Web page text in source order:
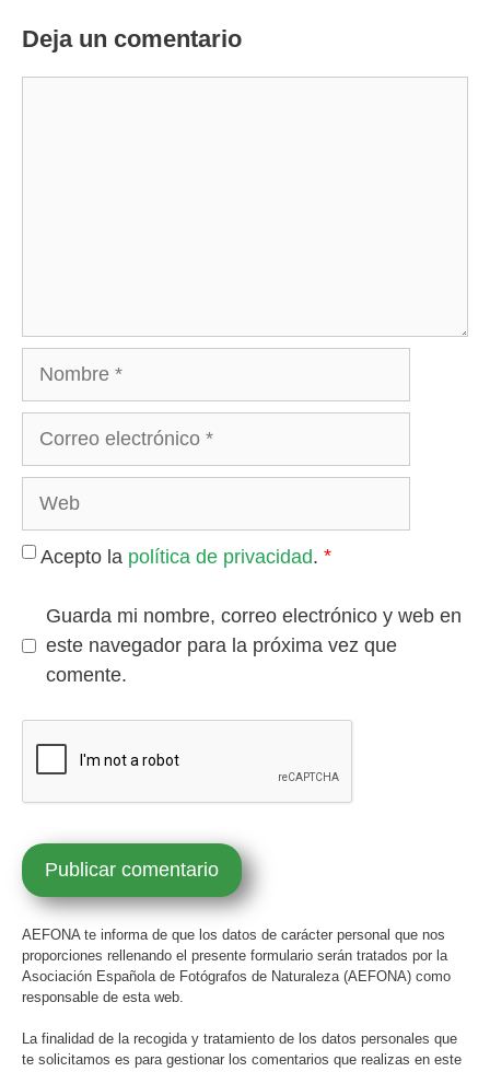
Deja un comentario
Acepto la política de privacidad. *
Guarda mi nombre, correo electrónico y web en
este navegador para la próxima vez que
comente.
AEFONA te informa de que los datos de carácter personal que nos
proporciones rellenando el presente formulario serán tratados por la
Asociación Española de Fotógrafos de Naturaleza (AEFONA) como
responsable de esta web.
La finalidad de la recogida y tratamiento de los datos personales que
te solicitamos es para gestionar los comentarios que realizas en este